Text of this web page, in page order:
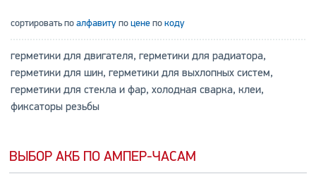
сортировать поалфавитупоценепокоду
герметики для двигателя, герметики для радиатора,
герметики для шин, герметики для выхлопных систем,
герметики для стекла и фар, холодная сварка, клеи,
фиксаторы резьбы
ВЫБОР АКБ ПО АМПЕР-ЧАСАМ